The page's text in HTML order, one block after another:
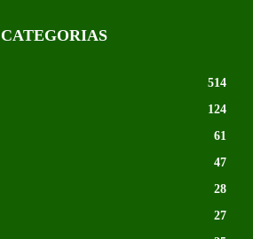
CATEGORIAS
514
124
61
47
28
27